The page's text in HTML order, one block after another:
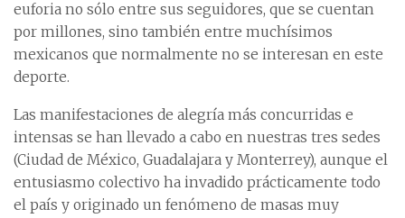
euforia no sólo entre sus seguidores, que se cuentan
por millones, sino también entre muchísimos
mexicanos que normalmente no se interesan en este
deporte.
Las manifestaciones de alegría más concurridas e
intensas se han llevado a cabo en nuestras tres sedes
(Ciudad de México, Guadalajara y Monterrey), aunque el
entusiasmo colectivo ha invadido prácticamente todo
el país y originado un fenómeno de masas muy